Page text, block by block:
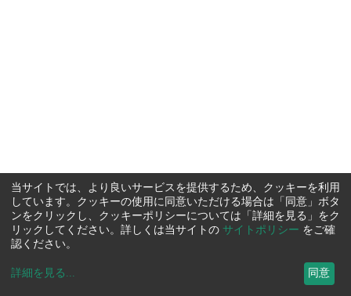
当サイトでは、より良いサービスを提供するため、クッキーを利用
しています。クッキーの使用に同意いただける場合は「同意」ボタ
ンをクリックし、クッキーポリシーについては「詳細を見る」をク
リックしてください。詳しくは当サイトの サイトポリシー をご確
認ください。
詳細を見る ... 同意